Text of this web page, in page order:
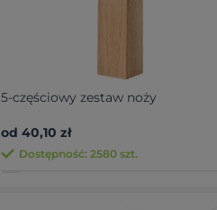
5-częściowy zestaw noży
od 40,10 zł
Dostępność: 2580 szt.